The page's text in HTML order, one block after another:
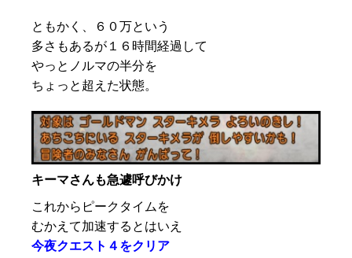
ともかく、６０万という
多さもあるが１６時間経過して
やっとノルマの半分を
ちょっと超えた状態。
キーマさんも急遽呼びかけ
これからピークタイムを
むかえて加速するとはいえ
今夜クエスト４をクリア